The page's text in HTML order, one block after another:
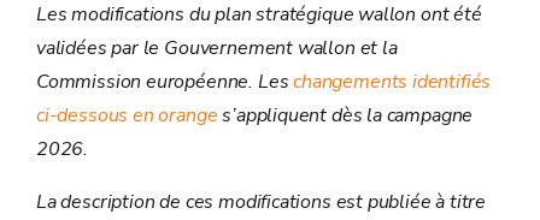
Les modifications du plan stratégique wallon ont été
validées par le Gouvernement wallon et la
Commission européenne. Leschangements identifiés
ci-dessous en oranges’appliquent dès la campagne
2026.
La description de ces modifications est publiée à titre